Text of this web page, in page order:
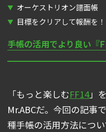
オーケストリオン譜面帳
目標をクリアして報酬を
手帳の活用でより良い『
「もっと楽しむFF14」
Mr.ABCだ。今回の記事
種手帳の活用方法につ